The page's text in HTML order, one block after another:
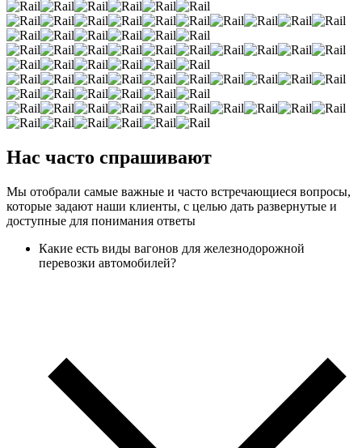
Нас часто спрашивают
Мы отобрали самые важные и часто встречающиеся вопросы,
которые задают наши клиенты, с целью дать развернутые и
доступные для понимания ответы
Какие есть виды вагонов для железнодорожной
перевозки автомобилей?